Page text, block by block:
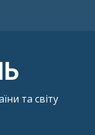
та світу